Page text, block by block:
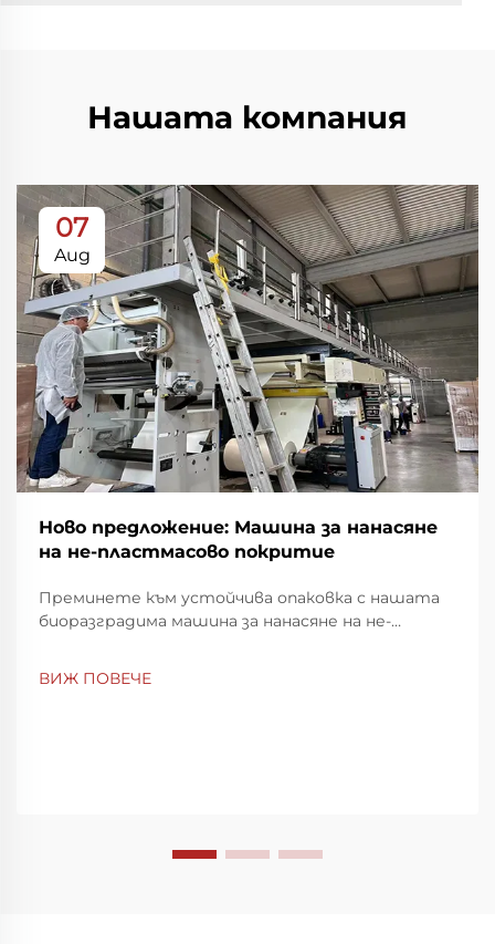
Нашата компания
07
Aug
Ново предложение: Машина за нанасяне
на не-пластмасово покритие
Преминете към устойчива опаковка с нашата
биоразградима машина за нанасяне на не-
въздействие. Научете повече сега.
ВИЖ ПОВЕЧЕ